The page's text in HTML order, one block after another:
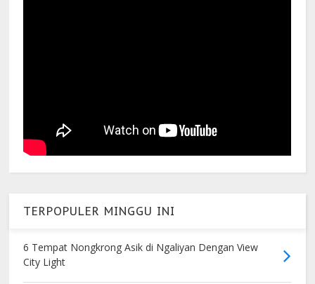
TERPOPULER MINGGU INI
6 Tempat Nongkrong Asik di Ngaliyan Dengan View
City Light